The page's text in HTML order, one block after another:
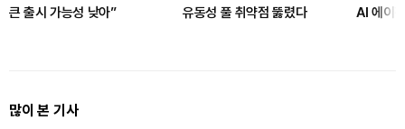
큰 출시 가능성 낮아”
유동성 풀 취약점 뚫렸다
AI 에이
많이 본 기사